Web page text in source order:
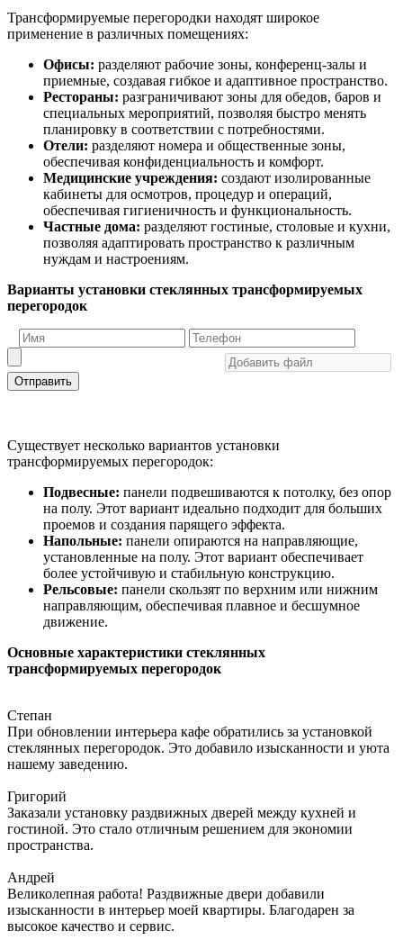
Трансформируемые перегородки находят широкое
применение в различных помещениях:
Офисы: разделяют рабочие зоны, конференц-залы и
приемные, создавая гибкое и адаптивное пространство.
Рестораны: разграничивают зоны для обедов, баров и
специальных мероприятий, позволяя быстро менять
планировку в соответствии с потребностями.
Отели: разделяют номера и общественные зоны,
обеспечивая конфиденциальность и комфорт.
Медицинские учреждения: создают изолированные
кабинеты для осмотров, процедур и операций,
обеспечивая гигиеничность и функциональность.
Частные дома: разделяют гостиные, столовые и кухни,
позволяя адаптировать пространство к различным
нуждам и настроениям.
Варианты установки стеклянных трансформируемых
перегородок
Отправить
Существует несколько вариантов установки
трансформируемых перегородок:
Подвесные: панели подвешиваются к потолку, без опор
на полу. Этот вариант идеально подходит для больших
проемов и создания парящего эффекта.
Напольные: панели опираются на направляющие,
установленные на полу. Этот вариант обеспечивает
более устойчивую и стабильную конструкцию.
Рельсовые: панели скользят по верхним или нижним
направляющим, обеспечивая плавное и бесшумное
движение.
Основные характеристики стеклянных
трансформируемых перегородок
Степан
При обновлении интерьера кафе обратились за установкой
стеклянных перегородок. Это добавило изысканности и уюта
нашему заведению.
Григорий
Заказали установку раздвижных дверей между кухней и
гостиной. Это стало отличным решением для экономии
пространства.
Андрей
Великолепная работа! Раздвижные двери добавили
изысканности в интерьер моей квартиры. Благодарен за
высокое качество и сервис.